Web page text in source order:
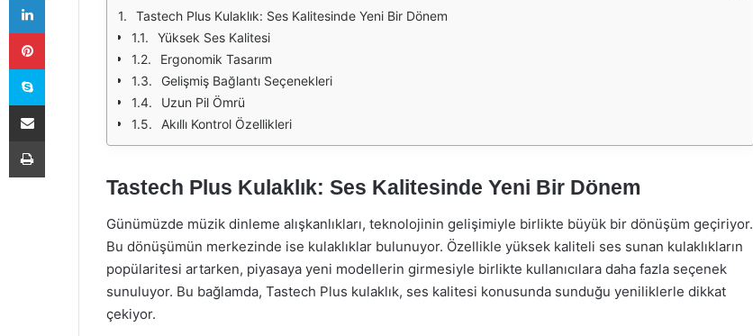
Tastech Plus Kulaklık: Ses Kalitesinde Yeni Bir Dönem
Yüksek Ses Kalitesi
Ergonomik Tasarım
Gelişmiş Bağlantı Seçenekleri
Uzun Pil Ömrü
Akıllı Kontrol Özellikleri
Tastech Plus Kulaklık: Ses Kalitesinde Yeni Bir Dönem
Günümüzde müzik dinleme alışkanlıkları, teknolojinin gelişimiyle birlikte büyük bir dönüşüm geçiriyor.
Bu dönüşümün merkezinde ise kulaklıklar bulunuyor. Özellikle yüksek kaliteli ses sunan kulaklıkların
popülaritesi artarken, piyasaya yeni modellerin girmesiyle birlikte kullanıcılara daha fazla seçenek
sunuluyor. Bu bağlamda, Tastech Plus kulaklık, ses kalitesi konusunda sunduğu yeniliklerle dikkat
çekiyor.
Pinterest
Skype
E-Posta ile paylaş